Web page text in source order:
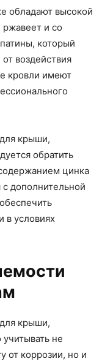
обладают высокой
и со
который
воздействия
кровли имеют
крыши,
обратить
цинка
дополнительной
в условиях
крыши,
не
от коррозии, но и